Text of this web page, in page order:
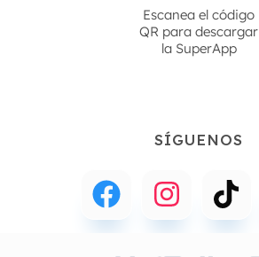
Escanea el código
QR para descargar
la SuperApp
SÍGUENOS